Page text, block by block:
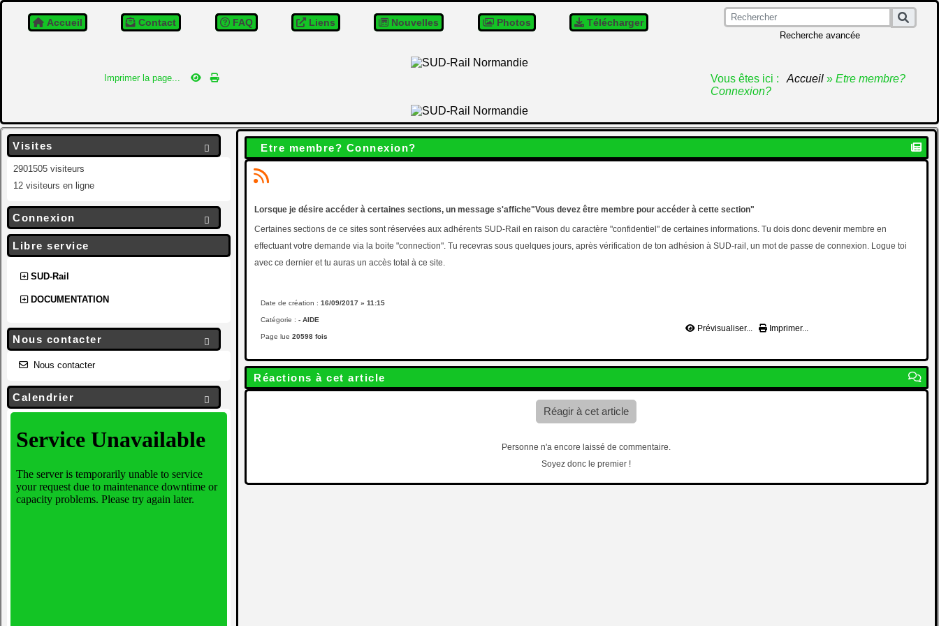
Accueil Contact FAQ Liens Nouvelles Photos Télécharger
Recherche avancée
Imprimer la page... Vous êtes ici : Accueil » Etre membre?
Connexion?

Visites
2901505 visiteurs
12 visiteurs en ligne

Connexion
Libre service
SUD-Rail
DOCUMENTATION

Nous contacter
Nous contacter

Calendrier
Etre membre? Connexion?
Lorsque je désire accéder à certaines sections, un message s'affiche"Vous devez être membre pour accéder à cette section"
Certaines sections de ce sites sont réservées aux adhérents SUD-Rail en raison du caractère "confidentiel" de certaines informations. Tu dois donc devenir membre en
effectuant votre demande via la boite "connection". Tu recevras sous quelques jours, après vérification de ton adhésion à SUD-rail, un mot de passe de connexion. Logue toi
avec ce dernier et tu auras un accès total à ce site.
Date de création : 16/09/2017 » 11:15
Catégorie : - AIDE
Page lue 20598 fois
Prévisualiser... Imprimer...
Réactions à cet article
Réagir à cet article
Personne n'a encore laissé de commentaire.
Soyez donc le premier !